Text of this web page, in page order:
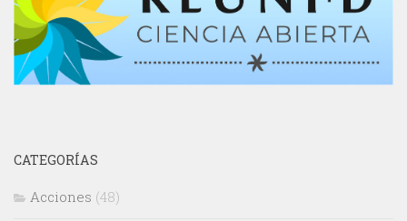
CATEGORÍAS
Acciones (48)